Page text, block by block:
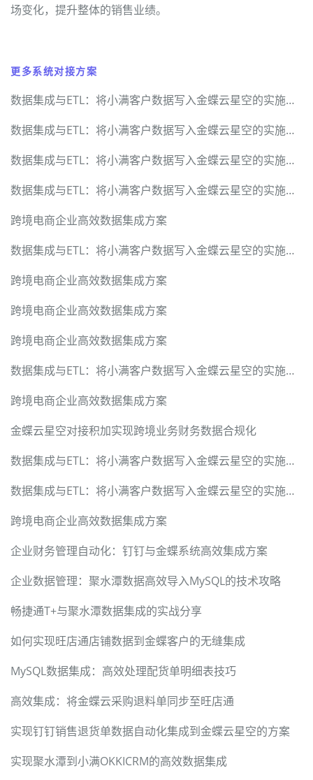
场变化，提升整体的销售业绩。
更多系统对接方案
数据集成与ETL：将小满客户数据写入金蝶云星空的实施详解
数据集成与ETL：将小满客户数据写入金蝶云星空的实施详解
数据集成与ETL：将小满客户数据写入金蝶云星空的实施详解
数据集成与ETL：将小满客户数据写入金蝶云星空的实施详解
跨境电商企业高效数据集成方案
数据集成与ETL：将小满客户数据写入金蝶云星空的实施详解
跨境电商企业高效数据集成方案
跨境电商企业高效数据集成方案
跨境电商企业高效数据集成方案
数据集成与ETL：将小满客户数据写入金蝶云星空的实施详解
跨境电商企业高效数据集成方案
金蝶云星空对接积加实现跨境业务财务数据合规化
数据集成与ETL：将小满客户数据写入金蝶云星空的实施详解
数据集成与ETL：将小满客户数据写入金蝶云星空的实施详解
跨境电商企业高效数据集成方案
企业财务管理自动化：钉钉与金蝶系统高效集成方案
企业数据管理：聚水潭数据高效导入MySQL的技术攻略
畅捷通T+与聚水潭数据集成的实战分享
如何实现旺店通店铺数据到金蝶客户的无缝集成
MySQL数据集成：高效处理配货单明细表技巧
高效集成：将金蝶云采购退料单同步至旺店通
实现钉钉销售退货单数据自动化集成到金蝶云星空的方案
实现聚水潭到小满OKKICRM的高效数据集成